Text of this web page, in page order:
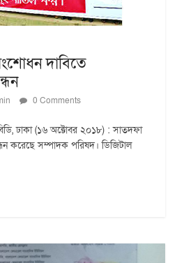
দাবিতে
0 Comments
ঢাকা (১৬ অক্টোবর ২০১৮) : সাতদফা
করেছে সম্পাদক পরিষদ। ডিজিটাল